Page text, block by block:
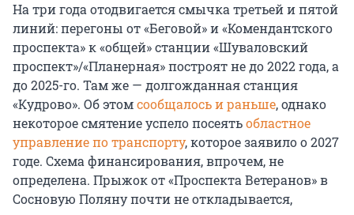
На три года отодвигается смычка третьей и пятой
линий: перегоны от «Беговой» и «Комендантского
проспекта» к «общей» станции «Шуваловский
проспект»/«Планерная» построят не до 2022 года, а
до 2025-го. Там же — долгожданная станция
«Кудрово». Об этомсообщалось и раньше, однако
некоторое смятение успело посеятьобластное
управление по транспорту, которое заявило о 2027
годе. Схема финансирования, впрочем, не
определена. Прыжок от «Проспекта Ветеранов» в
Сосновую Поляну почти не откладывается,